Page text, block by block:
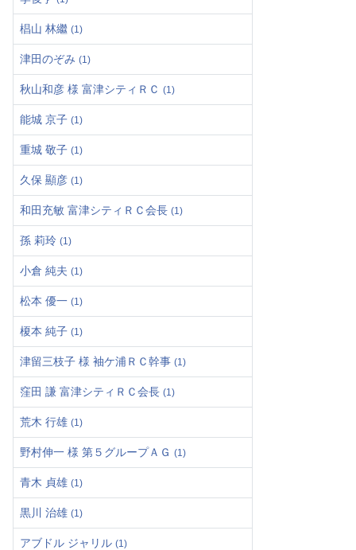
椙山 林繼 (1)
津田のぞみ (1)
秋山和彦 様 富津シティＲＣ (1)
能城 京子 (1)
重城 敬子 (1)
久保 顯彦 (1)
和田充敏 富津シティＲＣ会長 (1)
孫 莉玲 (1)
小倉 純夫 (1)
松本 優一 (1)
榎本 純子 (1)
津留三枝子 様 袖ケ浦ＲＣ幹事 (1)
窪田 謙 富津シティＲＣ会長 (1)
荒木 行雄 (1)
野村伸一 様 第５グループＡＧ (1)
青木 貞雄 (1)
黒川 治雄 (1)
アブドル ジャリル (1)